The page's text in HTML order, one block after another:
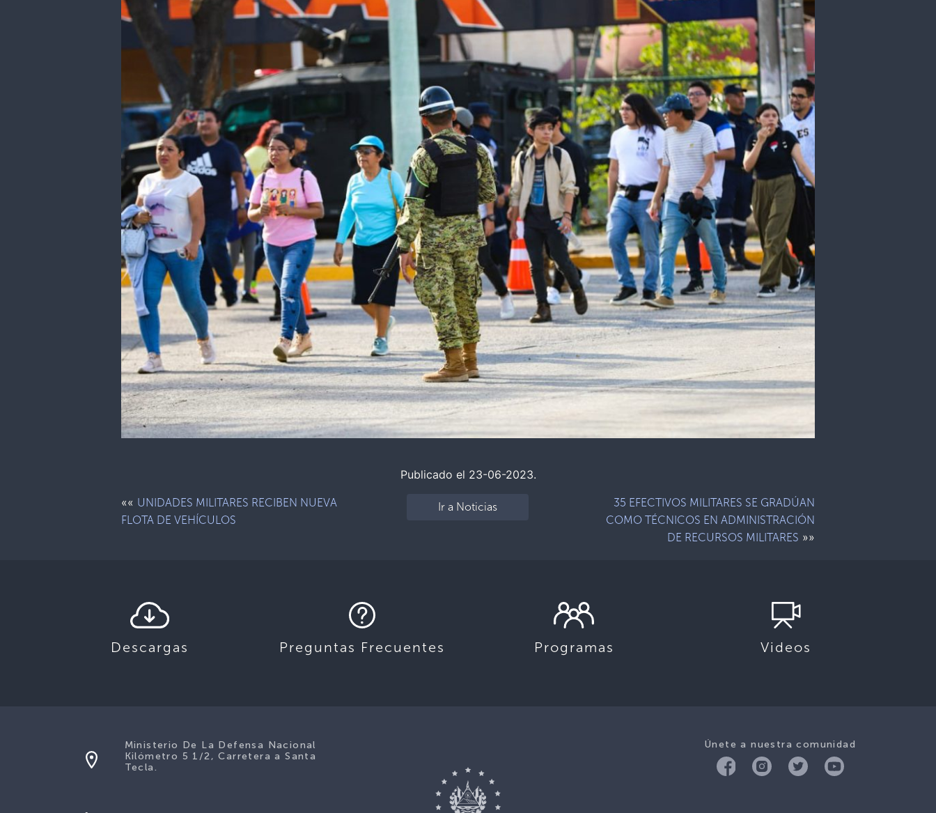
Publicado el 23-06-2023.
«« UNIDADES MILITARES RECIBEN NUEVA
FLOTA DE VEHÍCULOS
Ir a Noticias
35 EFECTIVOS MILITARES SE GRADÚAN
COMO TÉCNICOS EN ADMINISTRACIÓN
DE RECURSOS MILITARES »»
Descargas Preguntas Frecuentes Programas Videos
Únete a nuestra comunidad
Ministerio De La Defensa Nacional
Kilómetro 5 1/2, Carretera a Santa
Tecla.